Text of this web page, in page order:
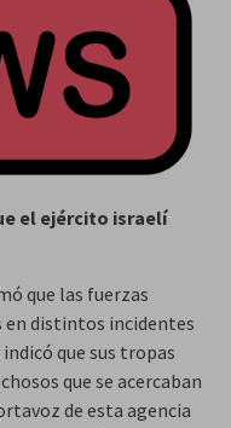
el ejército israelí
que las fuerzas
en distintos incidentes
que sus tropas
que se acercaban
de esta agencia